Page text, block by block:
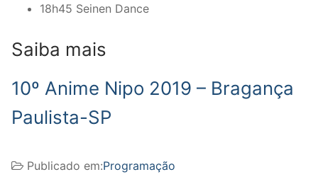
18h45 Seinen Dance
Saiba mais
10º Anime Nipo 2019 – Bragança
Paulista-SP
Publicado em:Programação